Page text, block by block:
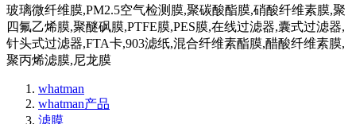
whatman
whatman产品
滤膜